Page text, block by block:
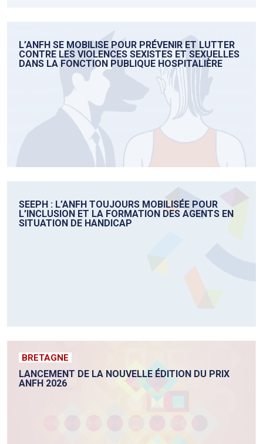
L’ANFH SE MOBILISE POUR PRÉVENIR ET LUTTER
CONTRE LES VIOLENCES SEXISTES ET SEXUELLES
DANS LA FONCTION PUBLIQUE HOSPITALIÈRE
SEEPH : L’ANFH TOUJOURS MOBILISÉE POUR
L’INCLUSION ET LA FORMATION DES AGENTS EN
SITUATION DE HANDICAP
BRETAGNE
LANCEMENT DE LA NOUVELLE ÉDITION DU PRIX
ANFH 2026